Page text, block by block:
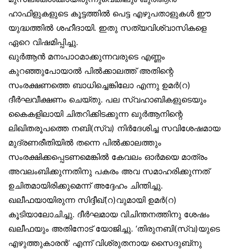
ഹാഫിളുകളുടെ കൂട്ടത്തിൽ പെട്ട എഴുപതാളുകൾ ഈ
യുദ്ധത്തിൽ ശഹീദായി. ഇതു സത്യവിശ്വാസികളെ
ഏറെ വിഷമിപ്പിച്ചു.
ഖുർആൻ മനഃപാഠമാക്കുന്നവരുടെ എണ്ണം
കുറഞ്ഞുപോയാൽ പിൽക്കാലത്ത് അതിന്റെ
സംരക്ഷണത്തെ ബാധിച്ചെങ്കിലോ എന്നു ഉമർ(റ)
ദീർഘവീക്ഷണം ചെയ്തു. പല സ്വഹാബികളുടെയും
കൈകളിലായി ചിതറിക്കിടക്കുന്ന ഖുർആനിന്റെ
ലിഖിതരൂപത്തെ നബി(സ്വ) നിർദേശിച്ച സവിശേഷമായ
മുദ്രണരീതിയിൽ തന്നെ പിൽക്കാലത്തും
സംരക്ഷിക്കപ്പെടണമെങ്കിൽ കേവലം ഓർമയെ മാത്രം
അവലംബിക്കുന്നതിനു പകരം അവ സമാഹരിക്കുന്നത്
ഉചിതമായിരിക്കുമെന്ന് അദ്ദേഹം ചിന്തിച്ചു.
ഖലീഫയായിരുന്ന സിദ്ദീഖ്(റ)വുമായി ഉമർ(റ)
കൂടിയാലോചിച്ചു. ദീർഘമായ വിചിന്തനത്തിനു ശേഷം
ഖലീഫയും അതിനോട് യോജിച്ചു. ‘തിരുനബി(സ്വ)യുടെ
എഴുത്തുകാരൻ’ എന്ന് വിശ്രുതനായ സൈദുബ്‌നു